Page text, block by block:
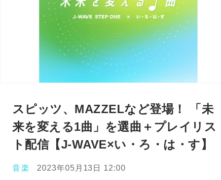
スピッツ、MAZZELなど登場！ 「未
来を変える1曲」を選曲＋プレイリス
ト配信【J-WAVE×い・ろ・は・す】
音楽 2023年05月13日 12:00